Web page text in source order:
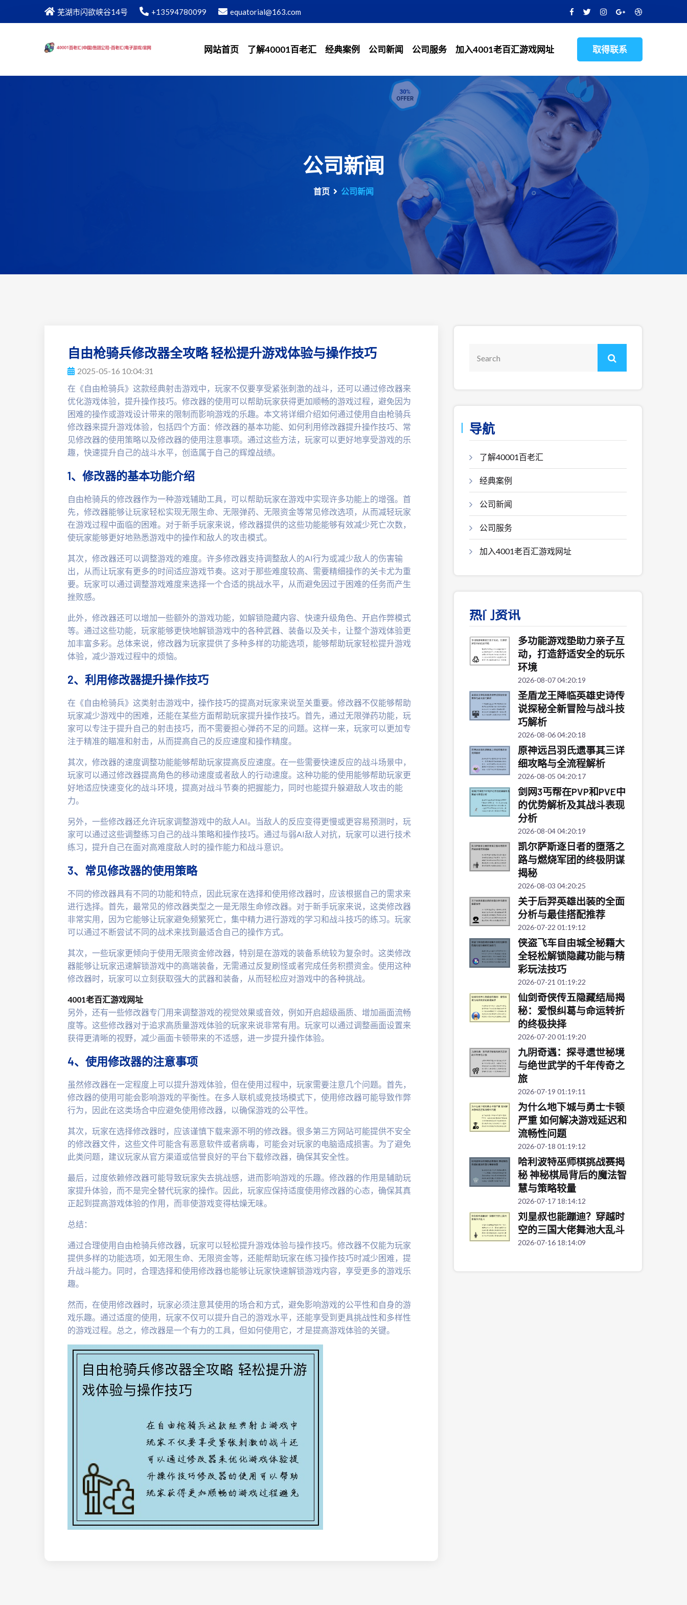
芜湖市闪欲峡谷14号 +13594780099 equatorial@163.com
网站首页 了解40001百老汇 经典案例 公司新闻 公司服务 加入4001老百汇游戏网址 取得联系
公司新闻
首页 公司新闻
自由枪骑兵修改器全攻略 轻松提升游戏体验与操作技巧
2025-05-16 10:04:31
在《自由枪骑兵》这款经典射击游戏中，玩家不仅要享受紧张刺激的战斗，还可以通过修改器来
优化游戏体验，提升操作技巧。修改器的使用可以帮助玩家获得更加顺畅的游戏过程，避免因为
困难的操作或游戏设计带来的限制而影响游戏的乐趣。本文将详细介绍如何通过使用自由枪骑兵
修改器来提升游戏体验，包括四个方面：修改器的基本功能、如何利用修改器提升操作技巧、常
见修改器的使用策略以及修改器的使用注意事项。通过这些方法，玩家可以更好地享受游戏的乐
趣，快速提升自己的战斗水平，创造属于自己的辉煌战绩。
1、修改器的基本功能介绍
自由枪骑兵的修改器作为一种游戏辅助工具，可以帮助玩家在游戏中实现许多功能上的增强。首
先，修改器能够让玩家轻松实现无限生命、无限弹药、无限资金等常见修改选项，从而减轻玩家
在游戏过程中面临的困难。对于新手玩家来说，修改器提供的这些功能能够有效减少死亡次数，
使玩家能够更好地熟悉游戏中的操作和敌人的攻击模式。
其次，修改器还可以调整游戏的难度。许多修改器支持调整敌人的AI行为或减少敌人的伤害输
出，从而让玩家有更多的时间适应游戏节奏。这对于那些难度较高、需要精细操作的关卡尤为重
要。玩家可以通过调整游戏难度来选择一个合适的挑战水平，从而避免因过于困难的任务而产生
挫败感。
此外，修改器还可以增加一些额外的游戏功能，如解锁隐藏内容、快速升级角色、开启作弊模式
等。通过这些功能，玩家能够更快地解锁游戏中的各种武器、装备以及关卡，让整个游戏体验更
加丰富多彩。总体来说，修改器为玩家提供了多种多样的功能选项，能够帮助玩家轻松提升游戏
体验，减少游戏过程中的烦恼。
2、利用修改器提升操作技巧
在《自由枪骑兵》这类射击游戏中，操作技巧的提高对玩家来说至关重要。修改器不仅能够帮助
玩家减少游戏中的困难，还能在某些方面帮助玩家提升操作技巧。首先，通过无限弹药功能，玩
家可以专注于提升自己的射击技巧，而不需要担心弹药不足的问题。这样一来，玩家可以更加专
注于精准的瞄准和射击，从而提高自己的反应速度和操作精度。
其次，修改器的速度调整功能能够帮助玩家提高反应速度。在一些需要快速反应的战斗场景中，
玩家可以通过修改器提高角色的移动速度或者敌人的行动速度。这种功能的使用能够帮助玩家更
好地适应快速变化的战斗环境，提高对战斗节奏的把握能力，同时也能提升躲避敌人攻击的能
力。
另外，一些修改器还允许玩家调整游戏中的敌人AI。当敌人的反应变得更慢或更容易预测时，玩
家可以通过这些调整练习自己的战斗策略和操作技巧。通过与弱AI敌人对抗，玩家可以进行技术
练习，提升自己在面对高难度敌人时的操作能力和战斗意识。
3、常见修改器的使用策略
不同的修改器具有不同的功能和特点，因此玩家在选择和使用修改器时，应该根据自己的需求来
进行选择。首先，最常见的修改器类型之一是无限生命修改器。对于新手玩家来说，这类修改器
非常实用，因为它能够让玩家避免频繁死亡，集中精力进行游戏的学习和战斗技巧的练习。玩家
可以通过不断尝试不同的战术来找到最适合自己的操作方式。
其次，一些玩家更倾向于使用无限资金修改器，特别是在游戏的装备系统较为复杂时。这类修改
器能够让玩家迅速解锁游戏中的高端装备，无需通过反复刷怪或者完成任务积攒资金。使用这种
修改器时，玩家可以立刻获取强大的武器和装备，从而轻松应对游戏中的各种挑战。
4001老百汇游戏网址
另外，还有一些修改器专门用来调整游戏的视觉效果或音效，例如开启超级画质、增加画面流畅
度等。这些修改器对于追求高质量游戏体验的玩家来说非常有用。玩家可以通过调整画面设置来
获得更清晰的视野，减少画面卡顿带来的不适感，进一步提升操作体验。
4、使用修改器的注意事项
虽然修改器在一定程度上可以提升游戏体验，但在使用过程中，玩家需要注意几个问题。首先，
修改器的使用可能会影响游戏的平衡性。在多人联机或竞技场模式下，使用修改器可能导致作弊
行为，因此在这类场合中应避免使用修改器，以确保游戏的公平性。
其次，玩家在选择修改器时，应该谨慎下载来源不明的修改器。很多第三方网站可能提供不安全
的修改器文件，这些文件可能含有恶意软件或者病毒，可能会对玩家的电脑造成损害。为了避免
此类问题，建议玩家从官方渠道或信誉良好的平台下载修改器，确保其安全性。
最后，过度依赖修改器可能导致玩家失去挑战感，进而影响游戏的乐趣。修改器的作用是辅助玩
家提升体验，而不是完全替代玩家的操作。因此，玩家应保持适度使用修改器的心态，确保其真
正起到提高游戏体验的作用，而非使游戏变得枯燥无味。
总结：
通过合理使用自由枪骑兵修改器，玩家可以轻松提升游戏体验与操作技巧。修改器不仅能为玩家
提供多样的功能选项，如无限生命、无限资金等，还能帮助玩家在练习操作技巧时减少困难，提
升战斗能力。同时，合理选择和使用修改器也能够让玩家快速解锁游戏内容，享受更多的游戏乐
趣。
然而，在使用修改器时，玩家必须注意其使用的场合和方式，避免影响游戏的公平性和自身的游
戏乐趣。通过适度的使用，玩家不仅可以提升自己的游戏水平，还能享受到更具挑战性和多样性
的游戏过程。总之，修改器是一个有力的工具，但如何使用它，才是提高游戏体验的关键。
导航
了解40001百老汇
经典案例
公司新闻
公司服务
加入4001老百汇游戏网址
热门资讯
多功能游戏垫助力亲子互
动，打造舒适安全的玩乐
环境
2026-08-07 04:20:19
圣盾龙王降临英雄史诗传
说探秘全新冒险与战斗技
巧解析
2026-08-06 04:20:18
原神远吕羽氏遗事其三详
细攻略与全流程解析
2026-08-05 04:20:17
剑网3丐帮在PVP和PVE中
的优势解析及其战斗表现
分析
2026-08-04 04:20:19
凯尔萨斯逐日者的堕落之
路与燃烧军团的终极阴谋
揭秘
2026-08-03 04:20:25
关于后羿英雄出装的全面
分析与最佳搭配推荐
2026-07-22 01:19:12
侠盗飞车自由城全秘籍大
全轻松解锁隐藏功能与精
彩玩法技巧
2026-07-21 01:19:22
仙剑奇侠传五隐藏结局揭
秘：爱恨纠葛与命运转折
的终极抉择
2026-07-20 01:19:20
九阴奇遇：探寻遗世秘境
与绝世武学的千年传奇之
旅
2026-07-19 01:19:11
为什么地下城与勇士卡顿
严重 如何解决游戏延迟和
流畅性问题
2026-07-18 01:19:12
哈利波特巫师棋挑战赛揭
秘 神秘棋局背后的魔法智
慧与策略较量
2026-07-17 18:14:12
刘皇叔也能蹦迪？穿越时
空的三国大佬舞池大乱斗
2026-07-16 18:14:09